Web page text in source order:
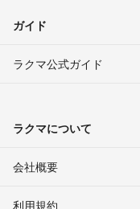
ガイド
ラクマ公式ガイド
ラクマについて
会社概要
利用規約